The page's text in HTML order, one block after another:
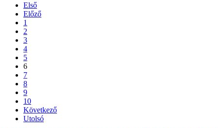
Első
Előző
1
2
3
4
5
6
7
8
9
10
Következő
Utolsó